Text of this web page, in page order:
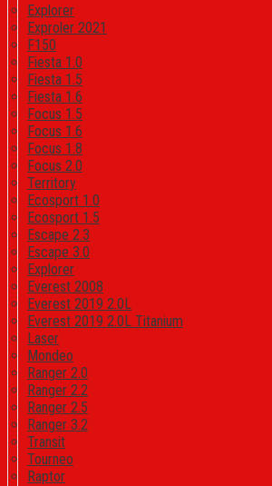
Explorer
Exproler 2021
F150
Fiesta 1.0
Fiesta 1.5
Fiesta 1.6
Focus 1.5
Focus 1.6
Focus 1.8
Focus 2.0
Territory
Ecosport 1.0
Ecosport 1.5
Escape 2.3
Escape 3.0
Explorer
Everest 2008
Everest 2019 2.0L
Everest 2019 2.0L Titanium
Laser
Mondeo
Ranger 2.0
Ranger 2.2
Ranger 2.5
Ranger 3.2
Transit
Tourneo
Raptor